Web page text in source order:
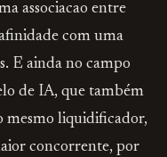
associacao entre
com uma
E ainda no campo
de IA, que também
mesmo liquidificador,
concorrente, por